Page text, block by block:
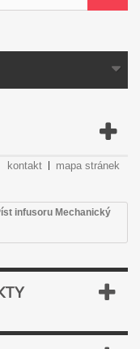
kontakt mapa stránek
infusoru Mechanický